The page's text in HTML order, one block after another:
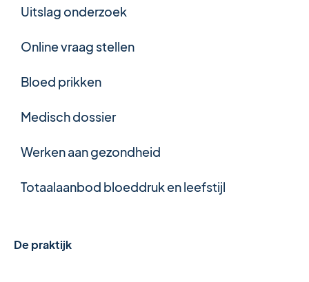
Uitslag onderzoek
Online vraag stellen
Bloed prikken
Medisch dossier
Werken aan gezondheid
Totaalaanbod bloeddruk en leefstijl
De praktijk